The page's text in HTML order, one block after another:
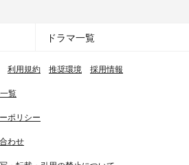
ドラマ一覧
利用規約 推奨環境 採用情報
覧
ポリシー
わせ